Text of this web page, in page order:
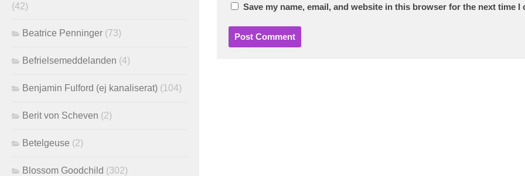
Save my name, email, and website in this browser for the next time I
(42)
Beatrice Penninger (73)
Befrielsemeddelanden (4)
Benjamin Fulford (ej kanaliserat) (104)
Berit von Scheven (2)
Betelgeuse (2)
Blossom Goodchild (302)